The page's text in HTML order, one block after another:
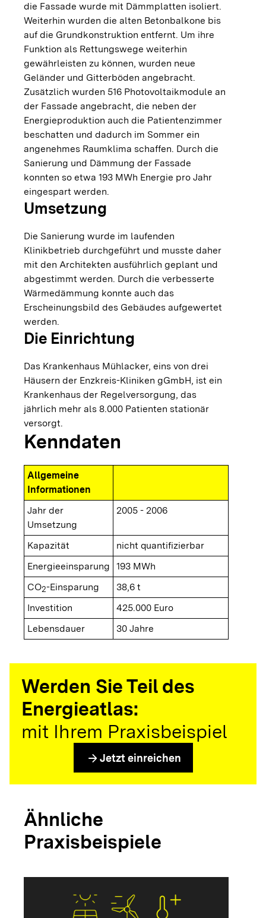
die Fassade wurde mit Dämmplatten isoliert.
Weiterhin wurden die alten Betonbalkone bis
auf die Grundkonstruktion entfernt. Um ihre
Funktion als Rettungswege weiterhin
gewährleisten zu können, wurden neue
Geländer und Gitterböden angebracht.
Zusätzlich wurden 516 Photovoltaikmodule an
der Fassade angebracht, die neben der
Energieproduktion auch die Patientenzimmer
beschatten und dadurch im Sommer ein
angenehmes Raumklima schaffen. Durch die
Sanierung und Dämmung der Fassade
konnten so etwa 193 MWh Energie pro Jahr
eingespart werden.
Umsetzung
Die Sanierung wurde im laufenden
Klinikbetrieb durchgeführt und musste daher
mit den Architekten ausführlich geplant und
abgestimmt werden. Durch die verbesserte
Wärmedämmung konnte auch das
Erscheinungsbild des Gebäudes aufgewertet
werden.
Die Einrichtung
Das Krankenhaus Mühlacker, eins von drei
Häusern der Enzkreis-Kliniken gGmbH, ist ein
Krankenhaus der Regelversorgung, das
jährlich mehr als 8.000 Patienten stationär
versorgt.
Kenndaten
Allgemeine
Informationen
Jahr der
Umsetzung
2005 - 2006
Kapazität
nicht quantifizierbar
Energieeinsparung
193 MWh
CO2-Einsparung
38,6 t
Investition
425.000 Euro
Lebensdauer
30 Jahre
Werden Sie Teil des
Energieatlas:
mit Ihrem Praxisbeispiel
arrow_forward Jetzt einreichen
Ähnliche
Praxisbeispiele